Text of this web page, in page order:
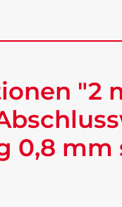
"2
0,8 mm